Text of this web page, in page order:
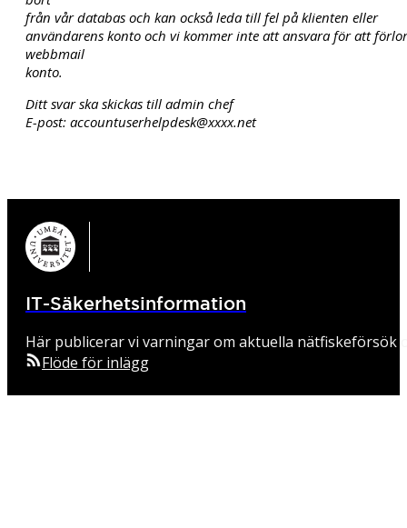
från vår databas och kan också leda till fel på klienten eller
användarens konto och vi kommer inte att ansvara för att
webbmail
konto.
Ditt svar ska skickas till admin chef
E-post: accountuserhelpdesk@xxxx.net
IT-Säkerhetsinformation
Här publicerar vi varningar om aktuella
Flöde för inlägg